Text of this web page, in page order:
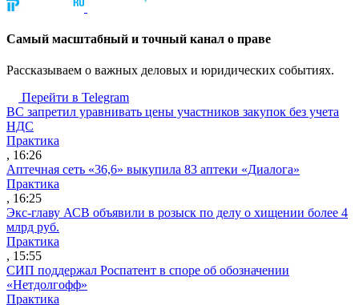
Cамый масштабный и точный канал о праве
Рассказываем о важных деловых и юридических событиях.
Перейти в Telegram
ВС запретил уравнивать цены участников закупок без учета
НДС
Практика
, 16:26
Аптечная сеть «36,6» выкупила 83 аптеки «Диалога»
Практика
, 16:25
Экс-главу АСВ объявили в розыск по делу о хищении более 4
млрд руб.
Практика
, 15:55
СИП поддержал Роспатент в споре об обозначении
«Нетдолгофф»
Практика